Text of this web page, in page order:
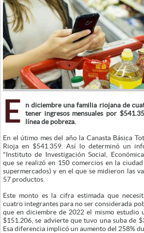
E
n diciembre una familia riojana de
tener ingresos mensuales por
línea de pobreza.
En el útimo mes del año la Canasta Básica
Rioja en $541.359. Así lo determinó un
"Instituto de Investigación Social,
que se realizó en 150 comercios en la
supermercados) y en el que se midieron las
57 productos.
Este monto es la cifra estimada que
cuatro integrantes para no ser considerada
que en diciembre de 2022 el mismo estudio
$151.206, se advierte que tuvo una suba de
Esa diferencia implicó un aumento del 258%